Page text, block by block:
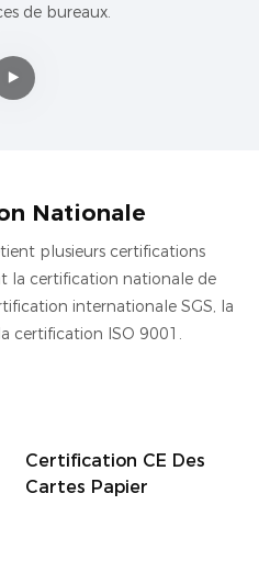
de bureaux.
Nationale
plusieurs certifications
la certification nationale de
internationale SGS, la
certification ISO 9001.
Certification CE Des
Cartes Papier